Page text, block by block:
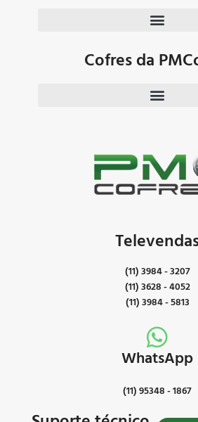
Cofres da
(11) 3984 - 3207
(11) 3628 - 4052
(11) 3984 - 5813
WhatsApp
(11) 95348 - 1867